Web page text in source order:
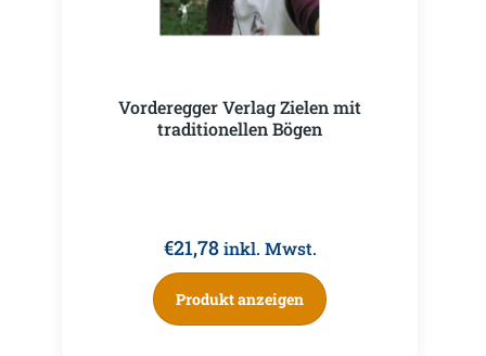
Vorderegger Verlag Zielen mit
traditionellen Bögen
€21,78 inkl. Mwst.
Produkt anzeigen